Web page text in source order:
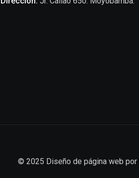
© 2025 Diseño de página web por